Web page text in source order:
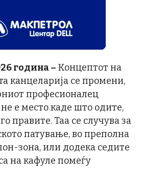
година – Концептот на
канцеларија се промени,
професионалец
е место каде што одите,
правите. Таа се случува за
патување, во преполна
зона, или додека седите
на кафуле помеѓу